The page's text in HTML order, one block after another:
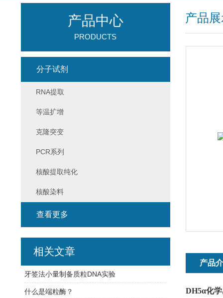
产品
产品
DH5α化
产品中心
PRODUCTS
分子试剂
RNA提取
等温扩增
克隆突变
PCR系列
核酸提取纯化
核酸染料
查看更多
相关文章
牙签法小量制备质粒DNA实验
什么是端粒酶？